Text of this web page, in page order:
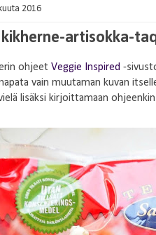
2016
artisokka-
ohjeet Veggie Inspired -
vain muutaman kuvan
lisäksi kirjoittamaan